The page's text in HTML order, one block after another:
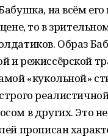
на всём
то в
Образ
и режиссёрской
«кукольной»
в других. Это
прописан